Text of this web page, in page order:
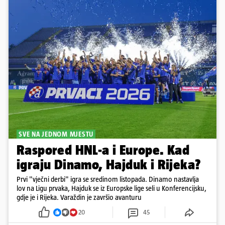
SVE NA JEDNOM MJESTU
Raspored HNL-a i Europe. Kad
igraju Dinamo, Hajduk i Rijeka?
Prvi "vječni derbi" igra se sredinom listopada. Dinamo nastavlja
lov na Ligu prvaka, Hajduk se iz Europske lige seli u Konferencijsku,
gdje je i Rijeka. Varaždin je završio avanturu
20 45